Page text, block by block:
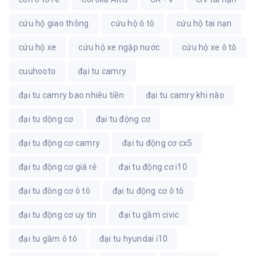
cứu hộ giao thông cứu hộ ô tô cứu hộ tai nạn
cứu hộ xe cứu hộ xe ngập nước cứu hộ xe ô tô
cuuhooto đại tu camry
đại tu camry bao nhiêu tiền đại tu camry khi nào
đại tu dộng cơ đại tu động cơ
đại tu động cơ camry đại tu động cơ cx5
đại tu động cơ giá rẻ đại tu động cơ i10
đại tu đông cơ ô tô đại tu động cơ ô tô
đại tu động cơ uy tín đại tu gầm civic
đại tu gầm ô tô đại tu hyundai i10